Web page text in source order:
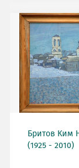
Бритов Ким
(1925 - 2010)